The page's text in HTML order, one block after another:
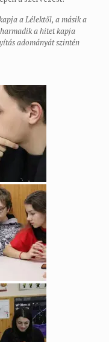
a Lélektől, a másik a
a hitet kapja
adományát szintén